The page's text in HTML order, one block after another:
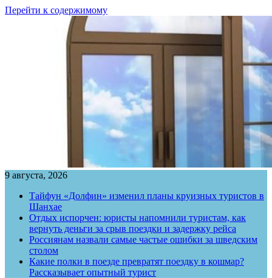
Перейти к содержимому
9 августа, 2026
Тайфун «Долфин» изменил планы круизных туристов в
Шанхае
Отдых испорчен: юристы напомнили туристам, как
вернуть деньги за срыв поездки и задержку рейса
Россиянам назвали самые частые ошибки за шведским
столом
Какие полки в поезде превратят поездку в кошмар?
Рассказывает опытный турист